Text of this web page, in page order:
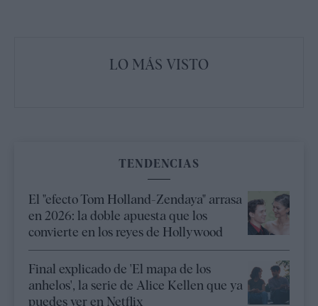
LO MÁS VISTO
TENDENCIAS
El "efecto Tom Holland-Zendaya" arrasa
en 2026: la doble apuesta que los
convierte en los reyes de Hollywood
Final explicado de 'El mapa de los
anhelos', la serie de Alice Kellen que ya
puedes ver en Netflix